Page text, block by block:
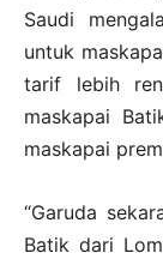
Saudi
untuk
tarif lebih
maskapai
maskapai
“Garuda
Batik dari